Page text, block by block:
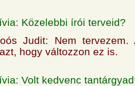
Közelebbi írói terveid?
Judit: Nem
hogy változzon ez is.
Volt kedvenc